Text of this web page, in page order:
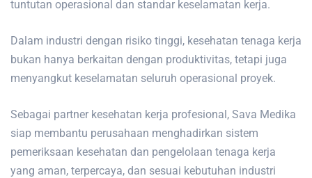
tuntutan operasional dan standar keselamatan kerja.
Dalam industri dengan risiko tinggi, kesehatan tenaga kerja
bukan hanya berkaitan dengan produktivitas, tetapi juga
menyangkut keselamatan seluruh operasional proyek.
Sebagai partner kesehatan kerja profesional, Sava Medika
siap membantu perusahaan menghadirkan sistem
pemeriksaan kesehatan dan pengelolaan tenaga kerja
yang aman, terpercaya, dan sesuai kebutuhan industri